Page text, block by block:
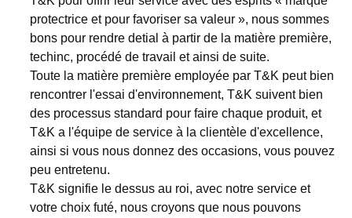
protectrice et pour favoriser sa valeur », nous sommes
bons pour rendre detial à partir de la matière première,
techinc, procédé de travail et ainsi de suite.
Toute la matière première employée par T&K peut bien
rencontrer l'essai d'environnement, T&K suivent bien
des processus standard pour faire chaque produit, et
T&K a l'équipe de service à la clientèle d'excellence,
ainsi si vous nous donnez des occasions, vous pouvez
peu entretenu.
T&K signifie le dessus au roi, avec notre service et
votre choix futé, nous croyons que nous pouvons